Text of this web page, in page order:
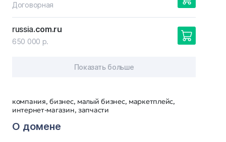
компания, бизнес, малый бизнес, маркетплейс,
интернет-магазин, запчасти
О домене
Договорная
russia.com.ru
650 000 р.
Показать больше